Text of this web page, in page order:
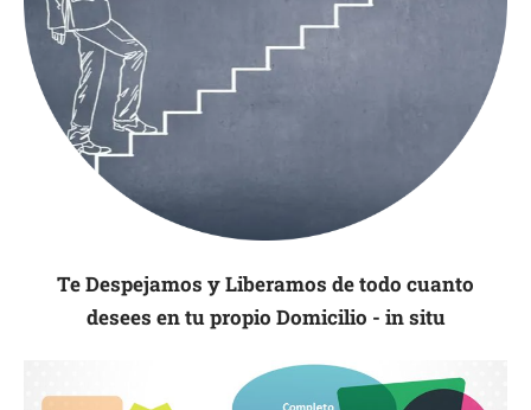
Te Despejamos y Liberamos de todo cuanto
desees en tu propio Domicilio - in situ